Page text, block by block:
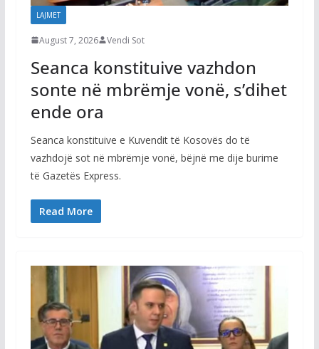
LAJMET
August 7, 2026 Vendi Sot
Seanca konstituive vazhdon
sonte në mbrëmje vonë, s’dihet
ende ora
Seanca konstituive e Kuvendit të Kosovës do të
vazhdojë sot në mbrëmje vonë, bëjnë me dije burime
të Gazetës Express.
Read More